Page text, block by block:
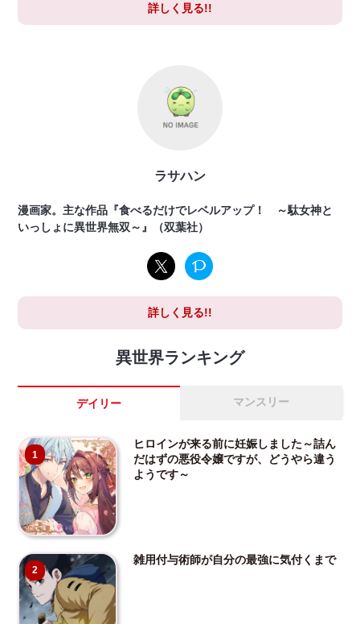
詳しく見る!!
ラサハン
漫画家。主な作品『食べるだけでレベルアップ！ ～駄女神と
いっしょに異世界無双～』（双葉社）
詳しく見る!!
異世界ランキング
デイリー マンスリー
1
ヒロインが来る前に妊娠しました～詰ん
だはずの悪役令嬢ですが、どうやら違う
ようです～
2
雑用付与術師が自分の最強に気付くまで